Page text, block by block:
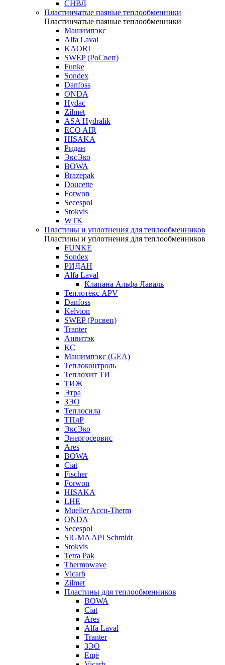
СНВЛ
Пластинчатые паяные теплообменники
Пластинчатые паяные теплообменники
Машимпэкс
Alfa Laval
KAORI
SWEP (РоСвеп)
Funke
Sondex
Danfoss
ONDA
Hydac
Zilmet
ASA Hydralik
ECO AIR
HISAKA
Ридан
ЭксЭко
BOWA
Brazepak
Doucette
Forwon
Secespol
Stokvis
WTK
Пластины и уплотнения для теплообменников
Пластины и уплотнения для теплообменников
FUNKE
Sondex
РИДАН
Alfa Laval
Клапана Альфа Лаваль
Теплотекс APV
Danfoss
Kelvion
SWEP (Росвеп)
Tranter
Анвитэк
КС
Машимпэкс (GEA)
Теплоконтроль
Теплохит ТИ
ТИЖ
Этра
ЗЭО
Теплосила
ТПлР
ЭксЭко
Энергосервис
Ares
BOWA
Ciat
Fischer
Forwon
HISAKA
LHE
Mueller Accu-Therm
ONDA
Secespol
SIGMA API Schmidt
Stokvis
Tetra Pak
Thermowave
Vicarb
Zilmet
Пластины для теплообменников
BOWA
Ciat
Ares
Alfa Laval
Tranter
ЗЭО
Ещё